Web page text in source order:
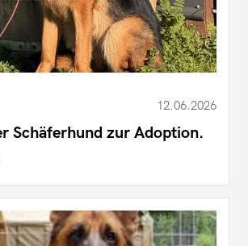
12.06.2026
Schäferhund zur Adoption.